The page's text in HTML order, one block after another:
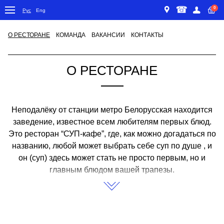
Рус Eng Москва, ул. 1-ая
+7 495
+7-926-
0
ГЛАВНАЯ
О РЕСТОРАНЕ
О РЕСТОРАНЕ КОМАНДА ВАКАНСИИ КОНТАКТЫ
О РЕСТОРАНЕ
Неподалёку от станции метро Белорусская находится
заведение, известное всем любителям первых блюд.
Это ресторан “СУП-кафе”, где, как можно догадаться по
названию, любой может выбрать себе суп по душе , и
он (суп) здесь может стать не просто первым, но и
главным блюдом вашей трапезы.